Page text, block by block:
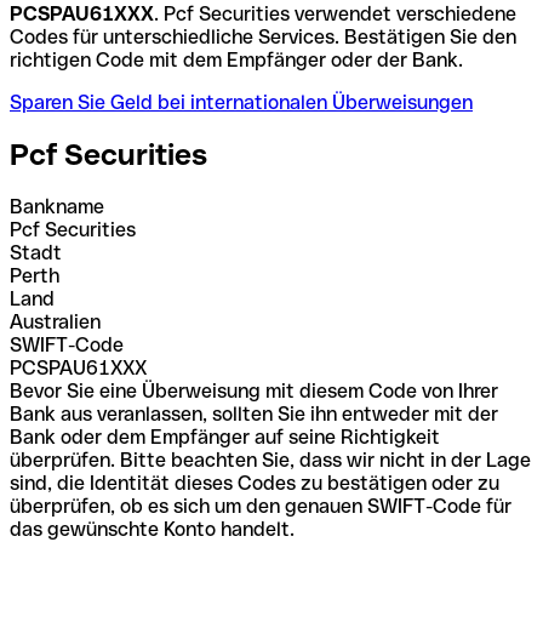
PCSPAU61XXX. Pcf Securities verwendet verschiedene
Codes für unterschiedliche Services. Bestätigen Sie den
richtigen Code mit dem Empfänger oder der Bank.
Sparen Sie Geld bei internationalen Überweisungen
Pcf Securities
Bankname
Pcf Securities
Stadt
Perth
Land
Australien
SWIFT-Code
PCSPAU61XXX
Bevor Sie eine Überweisung mit diesem Code von Ihrer
Bank aus veranlassen, sollten Sie ihn entweder mit der
Bank oder dem Empfänger auf seine Richtigkeit
überprüfen. Bitte beachten Sie, dass wir nicht in der Lage
sind, die Identität dieses Codes zu bestätigen oder zu
überprüfen, ob es sich um den genauen SWIFT-Code für
das gewünschte Konto handelt.